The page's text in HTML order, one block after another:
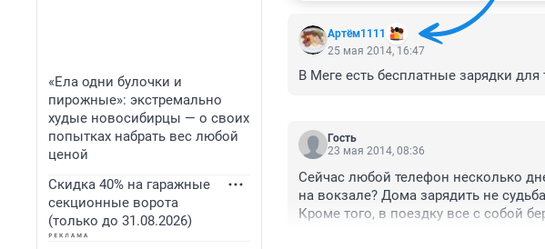
«Ела одни булочки и
пирожные»: экстремально
худые новосибирцы — о своих
попытках набрать вес любой
ценой
Скидка 40% на гаражные
секционные ворота
(только до 31.08.2026)
Артём1111
25 мая 2014, 16:47
В Меге есть бесплатные зарядки
Гость
23 мая 2014, 08:36
Сейчас любой телефон несколько
на вокзале? Дома зарядить не
Кроме того, в поездку все с собой